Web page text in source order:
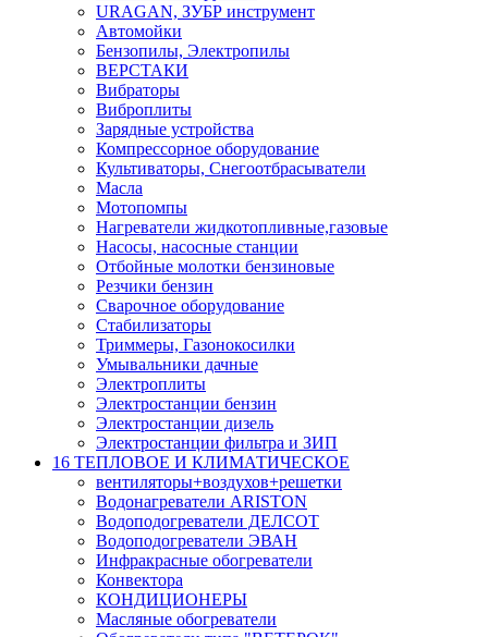
URAGAN, ЗУБР инструмент
Автомойки
Бензопилы, Электропилы
ВЕРСТАКИ
Вибраторы
Виброплиты
Зарядные устройства
Компрессорное оборудование
Культиваторы, Снегоотбрасыватели
Масла
Мотопомпы
Нагреватели жидкотопливные,газовые
Насосы, насосные станции
Отбойные молотки бензиновые
Резчики бензин
Сварочное оборудование
Стабилизаторы
Триммеры, Газонокосилки
Умывальники дачные
Электроплиты
Электростанции бензин
Электростанции дизель
Электростанции фильтра и ЗИП
16 ТЕПЛОВОЕ И КЛИМАТИЧЕСКОЕ
вентиляторы+воздухов+решетки
Водонагреватели ARISTON
Водоподогреватели ДЕЛСОТ
Водоподогреватели ЭВАН
Инфракрасные обогреватели
Конвектора
КОНДИЦИОНЕРЫ
Масляные обогреватели